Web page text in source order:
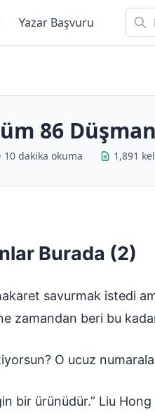
Yazar Başvuru
86
10 dakika okuma 1,891
Burada (2)
savurmak istedi
zamandan beri bu
O ucuz
bir ürünüdür.” Liu